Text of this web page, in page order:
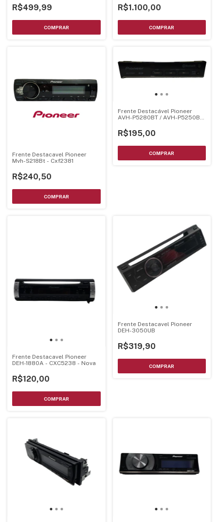
R$499,99 R$1.100,00
Frente Destacavel Pioneer
Mvh-S218Bt - Cxf2381
R$240,50
Frente Destacável Pioneer
AVH-P5280BT / AVH-P5250BT
P6380BT
R$195,00
Frente Destacavel Pioneer
DEH-1880A - CXC5238 - Nova
R$120,00
Frente Destacavel Pioneer
DEH-3050UB
R$319,90